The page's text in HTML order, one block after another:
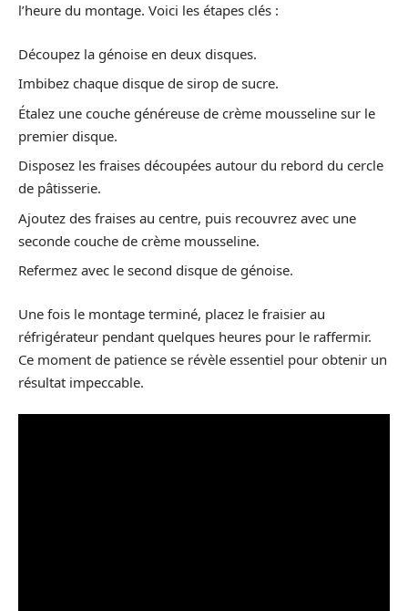
l’heure du montage. Voici les étapes clés :
Découpez la génoise en deux disques.
Imbibez chaque disque de sirop de sucre.
Étalez une couche généreuse de crème mousseline sur le
premier disque.
Disposez les fraises découpées autour du rebord du cercle
de pâtisserie.
Ajoutez des fraises au centre, puis recouvrez avec une
seconde couche de crème mousseline.
Refermez avec le second disque de génoise.
Une fois le montage terminé, placez le fraisier au
réfrigérateur pendant quelques heures pour le raffermir.
Ce moment de patience se révèle essentiel pour obtenir un
résultat impeccable.